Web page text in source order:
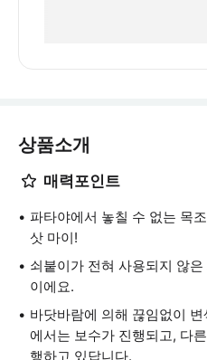
상품소개
매력포인트
파타야에서 놓칠 수 없는 목
삿 마이!
쇠붙이가 전혀 사용되지 않
이에요.
바닷바람에 의해 끊임없이
에서는 보수가 진행되고, 다
행하고 있답니다.